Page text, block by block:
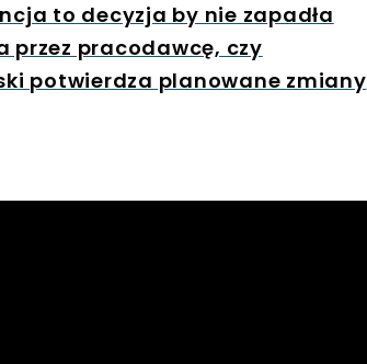
to decyzja by nie zapadła
przez pracodawcę, czy
potwierdza planowane zmiany